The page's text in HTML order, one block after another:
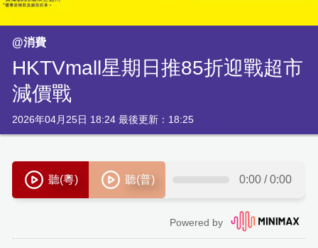
@消費
HKTVmall星期日推85折迎戰超市
減價戰
2026年04月25日 18:24 最後更新：18:25